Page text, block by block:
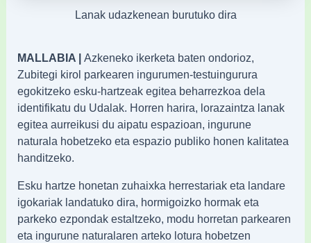
Lanak udazkenean burutuko dira
MALLABIA |Azkeneko ikerketa baten ondorioz,
Zubitegi kirol parkearen ingurumen-testuingurura
egokitzeko esku-hartzeak egitea beharrezkoa dela
identifikatu du Udalak. Horren harira, lorazaintza lanak
egitea aurreikusi du aipatu espazioan, ingurune
naturala hobetzeko eta espazio publiko honen kalitatea
handitzeko.
Esku hartze honetan zuhaixka herrestariak eta landare
igokariak landatuko dira, hormigoizko hormak eta
parkeko ezpondak estaltzeko, modu horretan parkearen
eta ingurune naturalaren arteko lotura hobetzen